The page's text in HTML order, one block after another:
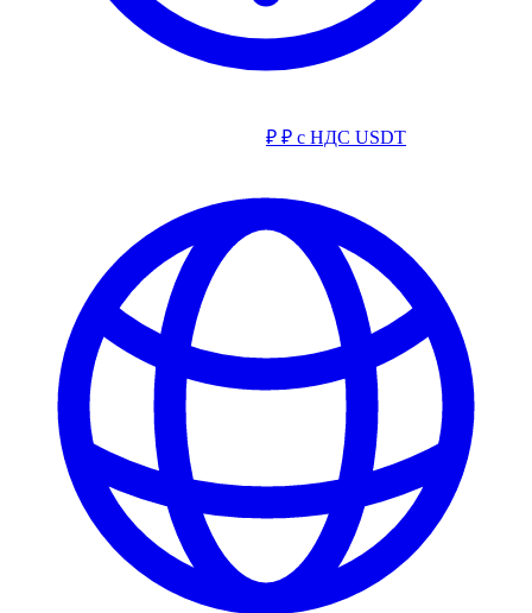
₽ ₽ с НДС USDT